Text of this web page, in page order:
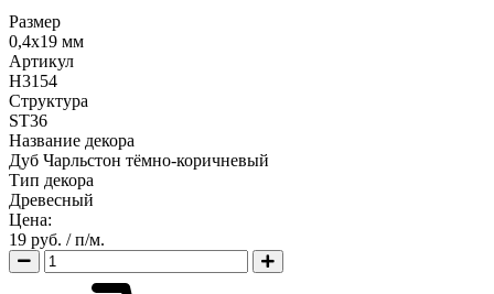
Размер
0,4х19 мм
Артикул
H3154
Структура
ST36
Название декора
Дуб Чарльстон тёмно-коричневый
Тип декора
Древесный
Цена:
19 руб. / п/м.